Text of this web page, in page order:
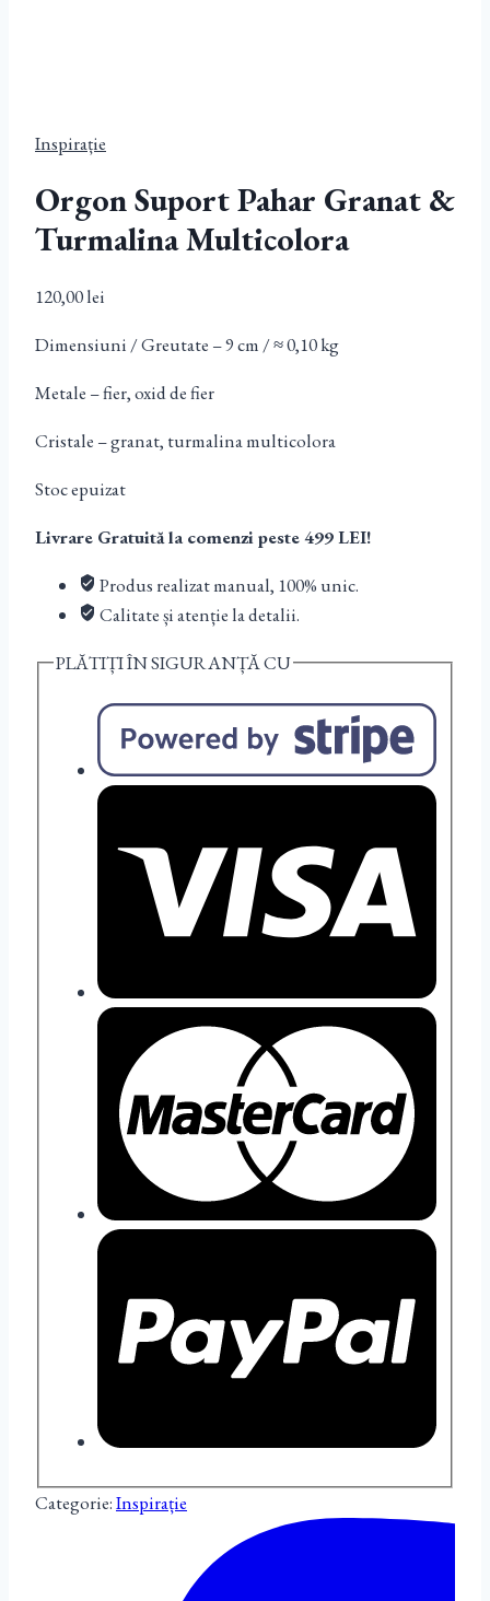
Inspirație
Orgon Suport Pahar Granat &
Turmalina Multicolora
120,00lei
Dimensiuni / Greutate – 9 cm / ≈ 0,10 kg
Metale – fier, oxid de fier
Cristale – granat, turmalina multicolora
Stoc epuizat
Livrare Gratuită la comenzi peste 499 LEI!
Produs realizat manual, 100% unic.
Calitate și atenție la detalii.
PLĂTIȚI ÎN SIGURANȚĂ CU
Categorie:Inspirație